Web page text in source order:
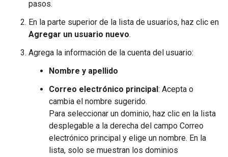
pasos.
En la parte superior de la lista de usuarios, haz clic en
Agregar un usuario nuevo.
Agrega la información de la cuenta del usuario:
Nombre y apellido
Correo electrónico principal: Acepta o
cambia el nombre sugerido.
Para seleccionar un dominio, haz clic en la lista
desplegable a la derecha del campo Correo
electrónico principal y elige un nombre. En la
lista, solo se muestran los dominios